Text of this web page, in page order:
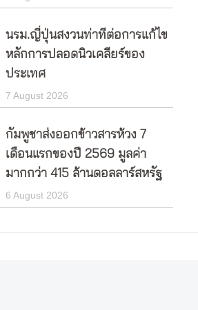
นรม.ญี่ปุ่นสงวนท่าทีต่อการแก้ไข
หลักการปลอดนิวเคลียร์ของ
ประเทศ
7 August 2026
กัมพูชาส่งออกข้าวสารห้วง 7
เดือนแรกของปี 2569 มูลค่า
มากกว่า 415 ล้านดอลลาร์สหรัฐ
6 August 2026